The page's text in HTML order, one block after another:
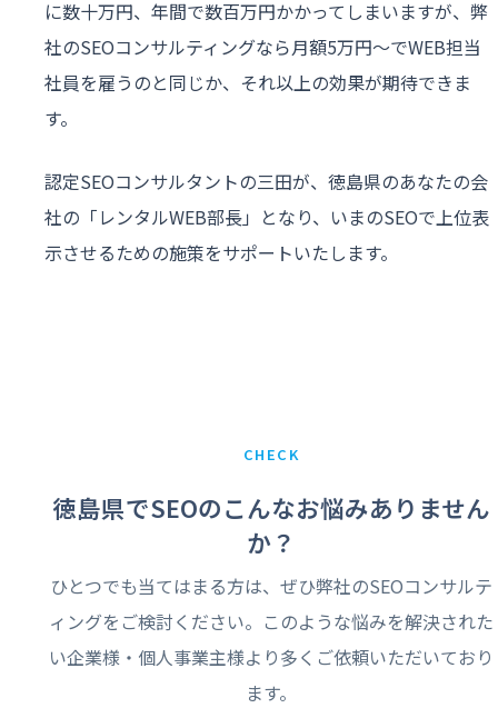
に数十万円、年間で数百万円かかってしまいますが、弊
社のSEOコンサルティングなら月額5万円〜でWEB担当
社員を雇うのと同じか、それ以上の効果が期待できま
す。
認定SEOコンサルタントの三田が、徳島県のあなたの会
社の「レンタルWEB部長」となり、いまのSEOで上位表
示させるための施策をサポートいたします。
CHECK
徳島県でSEOのこんなお悩みありません
か？
ひとつでも当てはまる方は、ぜひ弊社のSEOコンサルテ
ィングをご検討ください。このような悩みを解決された
い企業様・個人事業主様より多くご依頼いただいており
ます。